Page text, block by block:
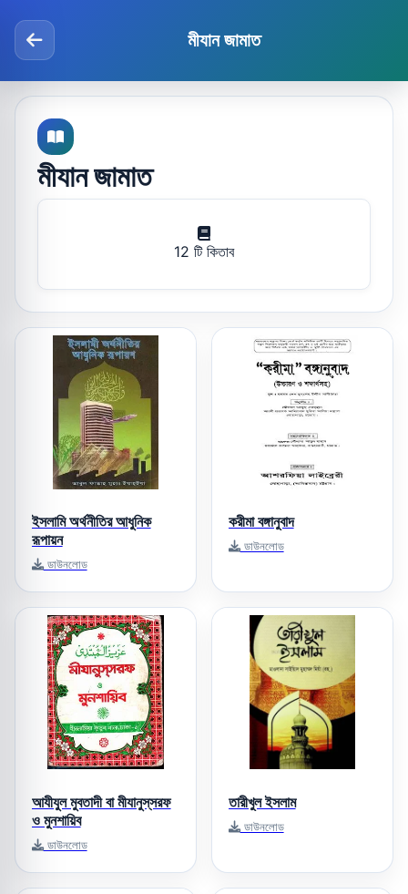
মীযান জামাত
মীযান জামাত
12 টি কিতাব
ইসলামি অর্থনীতির আধুনিক
রূপায়ন
ডাউনলোড
করীমা বঙ্গানুবাদ
ডাউনলোড
আযীযুল মুবতাদী বা মীযানুস্‌সরফ
ও মুনশায়িব
ডাউনলোড
তারীখুল ইসলাম
ডাউনলোড